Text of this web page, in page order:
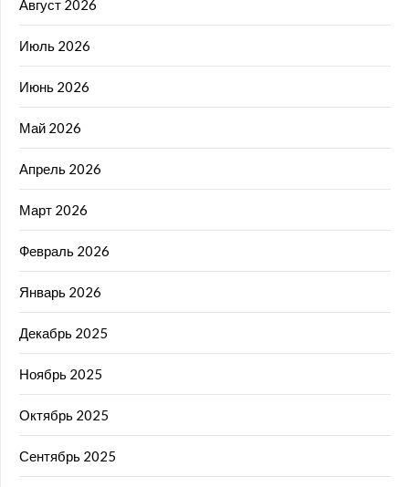
Август 2026
Июль 2026
Июнь 2026
Май 2026
Апрель 2026
Март 2026
Февраль 2026
Январь 2026
Декабрь 2025
Ноябрь 2025
Октябрь 2025
Сентябрь 2025